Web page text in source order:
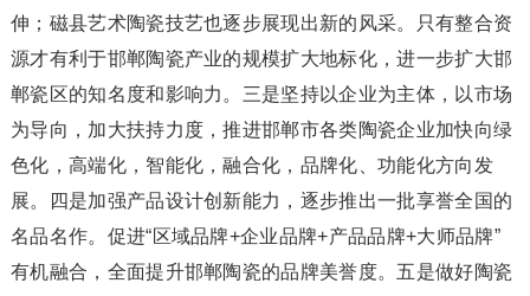
伸；磁县艺术陶瓷技艺也逐步展现出新的风采。只有整合资
源才有利于邯郸陶瓷产业的规模扩大地标化，进一步扩大邯
郸瓷区的知名度和影响力。三是坚持以企业为主体，以市场
为导向，加大扶持力度，推进邯郸市各类陶瓷企业加快向绿
色化，高端化，智能化，融合化，品牌化、功能化方向发
展。四是加强产品设计创新能力，逐步推出一批享誉全国的
名品名作。促进“区域品牌+企业品牌+产品品牌+大师品牌”
有机融合，全面提升邯郸陶瓷的品牌美誉度。五是做好陶瓷